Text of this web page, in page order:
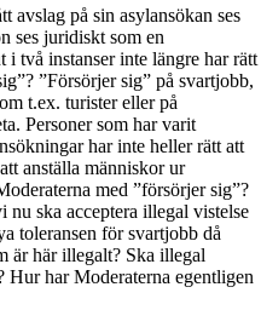
avslag på sin asylansökan ses
ses juridiskt som en
i två instanser inte längre har rätt
”Försörjer sig” på svartjobb,
t.ex. turister eller på
Personer som har varit
har inte heller rätt att
anställa människor ur
med ”försörjer sig”?
nu ska acceptera illegal vistelse
toleransen för svartjobb då
är här illegalt? Ska illegal
Hur har Moderaterna egentligen